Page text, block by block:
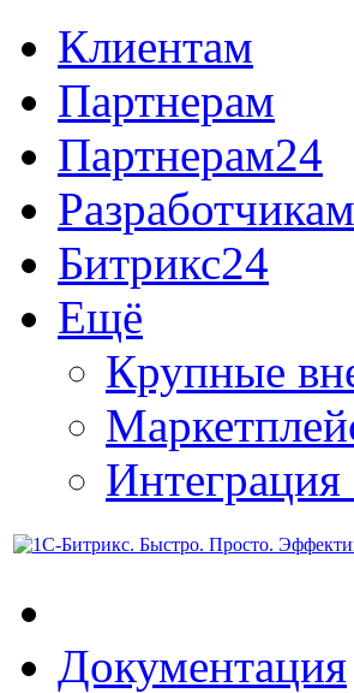
Клиентам
Партнерам
Партнерам24
Разработчикам
Битрикс24
Ещё
Крупные
Документация